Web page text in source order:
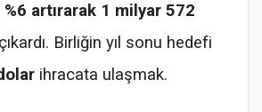
%6 artırarak 1 milyar 572
çıkardı. Birliğin yıl sonu hedefi
ihracata ulaşmak.